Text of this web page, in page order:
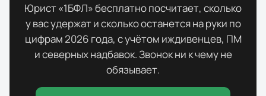
Юрист «1БФЛ» бесплатно посчитает, сколько
у вас удержат и сколько останется на руки по
цифрам2026 года, с учётом иждивенцев, ПМ
и северных надбавок. Звонок ни к чему не
обязывает.